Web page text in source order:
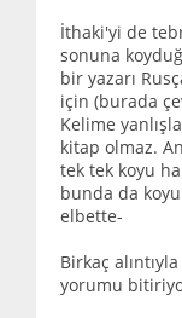
İthaki'yi de
sonuna
bir yazarı
için (burada
Kelime
kitap olmaz.
tek tek koyu
bunda da
elbette-
Birkaç
yorumu